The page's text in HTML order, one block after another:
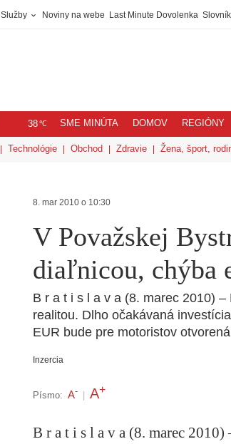
Služby Noviny na webe Last Minute Dovolenka Slovník
38℃ SME MINÚTA DOMOV REGIÓNY
Technológie Obchod Zdravie Žena, šport,
8. mar 2010 o 10:30
V Považskej
diaľnicou, chýba
B r a t i s l a v a (8. marec 2010)
realitou. Dlho očakávaná
EUR bude pre motoristov
Inzercia
Písmo: A- A+
B r a t i s l a v a (8. marec